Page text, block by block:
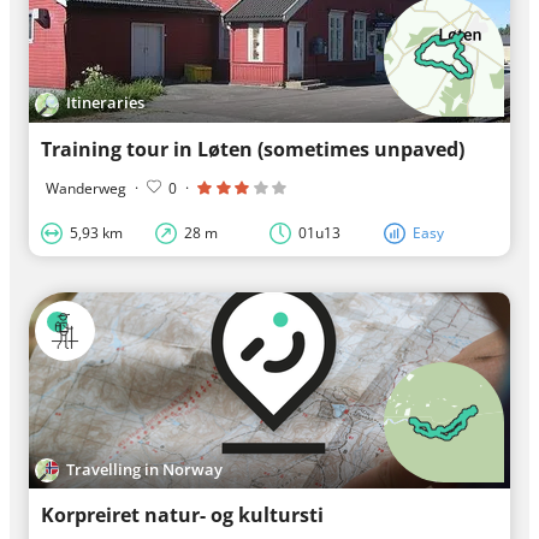
Itineraries
Training tour in Løten (sometimes unpaved)
Wanderweg · 0 ·
5,93 km 28 m 01u13 Easy
Travelling in Norway
Korpreiret natur- og kultursti